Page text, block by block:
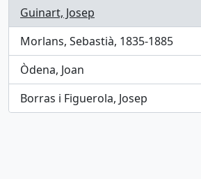
Guinart, Josep
, 1 results
Morlans, Sebastià, 1835-1885
, 1 results
Òdena, Joan
, 1 results
Borras i Figuerola, Josep
, 1 results